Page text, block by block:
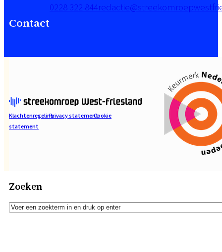
Contact
0228 322 844
KlachtenregelingPrivacy statementCookie
statement
Zoeken
Zoeken